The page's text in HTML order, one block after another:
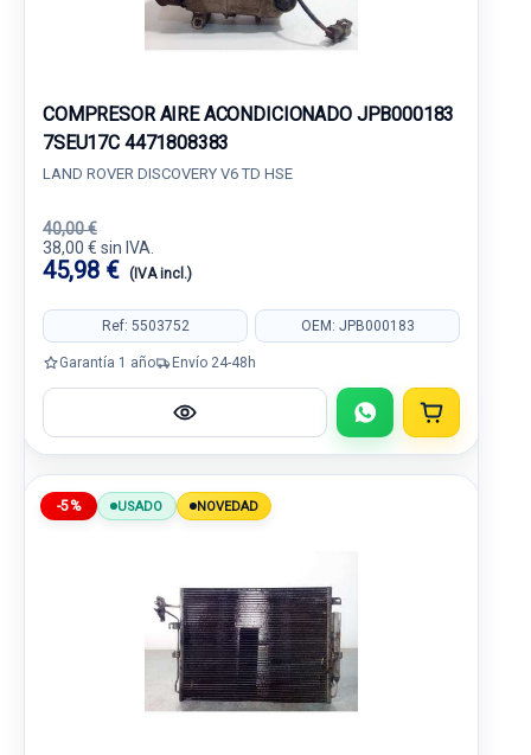
COMPRESOR AIRE ACONDICIONADO JPB000183
7SEU17C 4471808383
LAND ROVER DISCOVERY V6 TD HSE
40,00 €
38,00 € sin IVA.
45,98 € (IVA incl.)
Ref: 5503752 OEM: JPB000183
Garantía 1 año Envío 24-48h
-5% USADO NOVEDAD